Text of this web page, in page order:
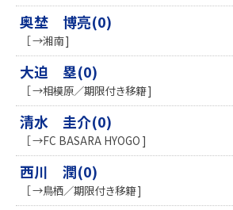
奥埜 博亮(0)
［ →湘南 ]
大迫 塁(0)
［ →相模原／期限付き移籍 ]
清水 圭介(0)
［ →FC BASARA HYOGO ]
西川 潤(0)
［ →鳥栖／期限付き移籍 ]